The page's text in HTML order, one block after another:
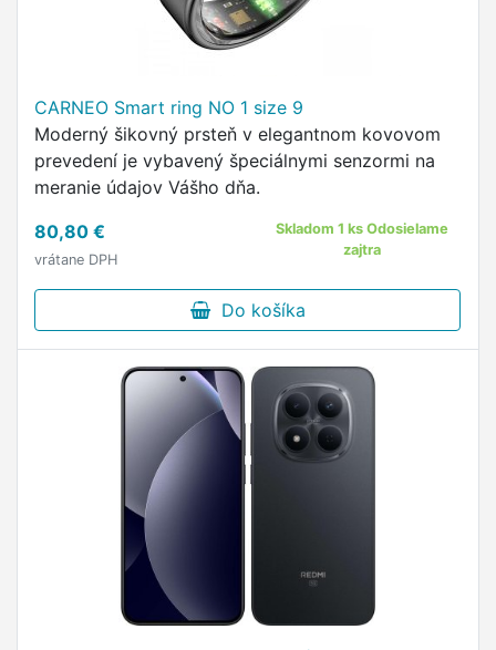
CARNEO Smart ring NO 1 size 9
Moderný šikovný prsteň v elegantnom kovovom
prevedení je vybavený špeciálnymi senzormi na
meranie údajov Vášho dňa.
80,80 €
vrátane DPH
Skladom 1 ks Odosielame
zajtra
Do košíka